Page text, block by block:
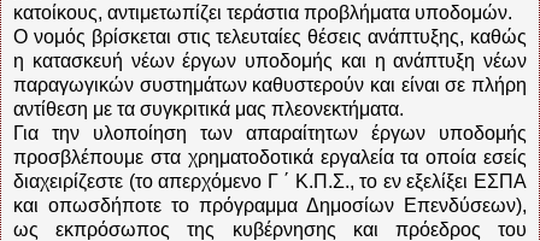
κατοίκους, αντιμετωπίζει τεράστια προβλήματα υποδομών.
Ο νομός βρίσκεται στις τελευταίες θέσεις ανάπτυξης, καθώς
η κατασκευή νέων έργων υποδομής και η ανάπτυξη νέων
παραγωγικών συστημάτων καθυστερούν και είναι σε πλήρη
αντίθεση με τα συγκριτικά μας πλεονεκτήματα.
Για την υλοποίηση των απαραίτητων έργων υποδομής
προσβλέπουμε στα χρηματοδοτικά εργαλεία τα οποία εσείς
διαχειρίζεστε (το απερχόμενο Γ ΄ Κ.Π.Σ., το εν εξελίξει ΕΣΠΑ
και οπωσδήποτε το πρόγραμμα Δημοσίων Επενδύσεων),
ως εκπρόσωπος της κυβέρνησης και πρόεδρος του